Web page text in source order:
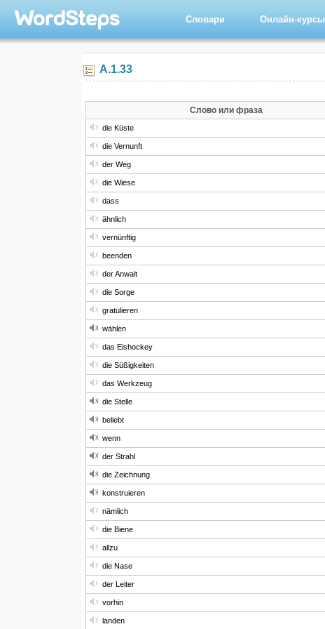
Словари Онлайн-курсы
A.1.33
Слово или фраза
die Küste
die Vernunft
der Weg
die Wiese
dass
ähnlich
vernünftig
beenden
der Anwalt
die Sorge
gratulieren
wählen
das Eishockey
die Süßigkeiten
das Werkzeug
die Stelle
beliebt
wenn
der Strahl
die Zeichnung
konstruieren
nämlich
die Biene
allzu
die Nase
der Leiter
vorhin
landen